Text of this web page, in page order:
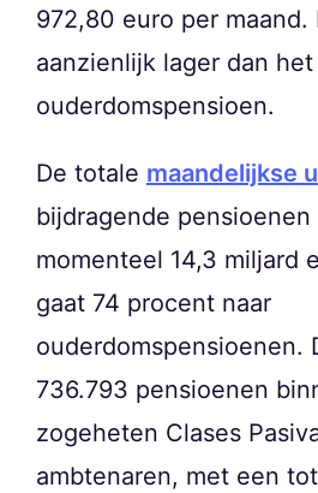
972,80 euro per maand.
aanzienlijk lager dan
ouderdomspensioen.
De totale maandelijkse
bijdragende
momenteel 14,3 miljard
gaat 74 procent naar
ouderdomspensioenen.
736.793 pensioenen
zogeheten Clases
ambtenaren, met een